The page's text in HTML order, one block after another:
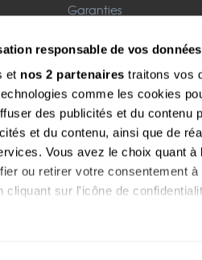
responsable de vos données
et nos 2 partenaires traitons vos
comme les cookies
des publicités et du contenu
et du contenu, ainsi que de
Vous avez le choix quant
ou retirer votre consentement
cliquant sur l'icône de
:
Garanties
Mentions légales